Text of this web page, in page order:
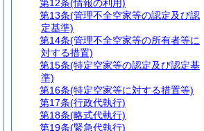
第12条(情報の利用)
第13条(管理不全空家等の認定及び認
定基準)
第14条(管理不全空家等の所有者等に
対する措置)
第15条(特定空家等の認定及び認定基
準)
第16条(特定空家等に対する措置等)
第17条(行政代執行)
第18条(略式代執行)
第19条(緊急代執行)